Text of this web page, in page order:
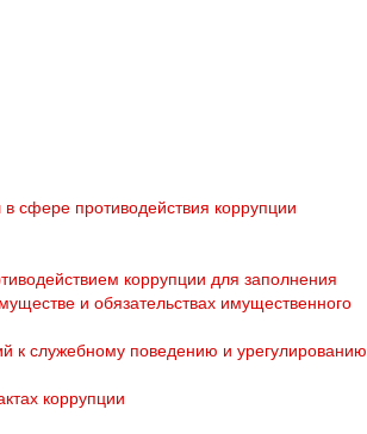
сфере противодействия коррупции
коррупции для заполнения
и обязательствах имущественного
к служебному поведению и урегулированию
коррупции